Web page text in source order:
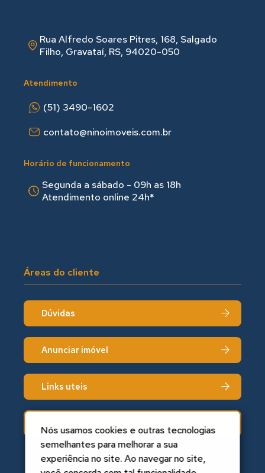
Rua Alfredo Soares Pitres, 168, Salgado
Filho, Gravataí, RS, 94020-050
Atendimento
(51) 3490-1602
contato@ninoimoveis.com.br
Horário de funcionamento
Segunda a sábado - 09h as 18hㅤㅤ
Atendimento online 24h*
Áreas do cliente
Dúvidas
Anunciar imóvel
Links uteis
Nós usamos cookies e outras tecnologias
semelhantes para melhorar a sua
experiência no site. Ao navegar no site,